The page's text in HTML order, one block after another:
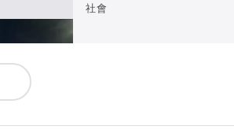
社會